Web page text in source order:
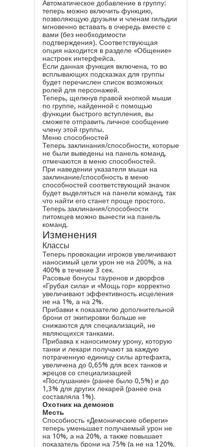
Автоматическое добавление в группу:
теперь можно включить функцию,
позволяющую друзьям и членам гильдии
мгновенно вставать в очередь вместе с
вами (без необходимости
подтверждения). Соответствующая
опция находится в разделе «Общение»
настроек интерфейса.
Если данная функция включена, то во
всплывающих подсказках для группы
будет перечислен список возможных
ролей для персонажей.
Теперь, щелкнув правой кнопкой мыши
по группе, найденной с помощью
функции быстрого вступления, вы
сможете отправить личное сообщение
члену этой группы.
Меню способностей
Теперь заклинания/способности, которые
не были выведены на панель команд,
отмечаются в меню способностей.
При наведении указателя мыши на
заклинание/способность в меню
способностей соответствующий значок
будет выделяться на панели команд, так
что найти его станет проще простого.
Теперь заклинания/способности
питомцев можно вынести на панель
команд.
Изменения
Классы
Теперь провокации игроков увеличивают
наносимый цели урон не на 200%, а на
400% в течение 3 сек.
Расовые бонусы тауренов и дворфов
«Грубая сила» и «Мощь гор» корректно
увеличивают эффективность исцеления
не на 1%, а на 2%.
Прибавки к показателю дополнительной
брони от экипировки больше не
снижаются для специализаций, не
являющихся танками.
Прибавка к наносимому урону, которую
танки и лекари получают за каждую
потраченную единицу силы артефакта,
увеличена до 0,65% для всех танков и
жрецов со специализацией
«Послушание» (ранее было 0,5%) и до
1,3% для других лекарей (ранее она
составляла 1%).
Охотник на демонов
Месть
Способность «Демонические обереги»
теперь уменьшает получаемый урон не
на 10%, а на 20%, а также повышает
показатель брони на 75% (а не на 120%,